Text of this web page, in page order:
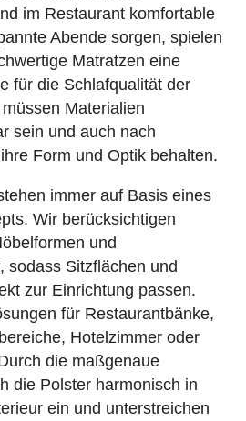
im Restaurant komfortable
Abende sorgen, spielen
Matratzen eine
für die Schlafqualität der
Materialien
sein und auch nach
Form und Optik behalten.
immer auf Basis eines
Wir berücksichtigen
und
sodass Sitzflächen und
zur Einrichtung passen.
für Restaurantbänke,
Hotelzimmer oder
die maßgenaue
die Polster harmonisch in
ein und unterstreichen